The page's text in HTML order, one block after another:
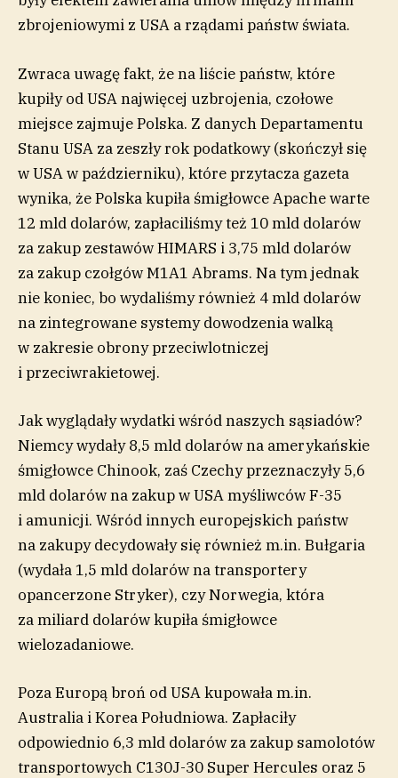
zbrojeniowymi z USA a rządami państw świata.
Zwraca uwagę fakt, że na liście państw, które
kupiły od USA najwięcej uzbrojenia, czołowe
miejsce zajmuje Polska. Z danych Departamentu
Stanu USA za zeszły rok podatkowy (skończył się
w USA w październiku), które przytacza gazeta
wynika, że Polska kupiła śmigłowce Apache warte
12 mld dolarów, zapłaciliśmy też 10 mld dolarów
za zakup zestawów HIMARS i 3,75 mld dolarów
za zakup czołgów M1A1 Abrams. Na tym jednak
nie koniec, bo wydaliśmy również 4 mld dolarów
na zintegrowane systemy dowodzenia walką
w zakresie obrony przeciwlotniczej
i przeciwrakietowej.
Jak wyglądały wydatki wśród naszych sąsiadów?
Niemcy wydały 8,5 mld dolarów na amerykańskie
śmigłowce Chinook, zaś Czechy przeznaczyły 5,6
mld dolarów na zakup w USA myśliwców F-35
i amunicji. Wśród innych europejskich państw
na zakupy decydowały się również m.in. Bułgaria
(wydała 1,5 mld dolarów na transportery
opancerzone Stryker), czy Norwegia, która
za miliard dolarów kupiła śmigłowce
wielozadaniowe.
Poza Europą broń od USA kupowała m.in.
Australia i Korea Południowa. Zapłaciły
odpowiednio 6,3 mld dolarów za zakup samolotów
transportowych C130J-30 Super Hercules oraz 5